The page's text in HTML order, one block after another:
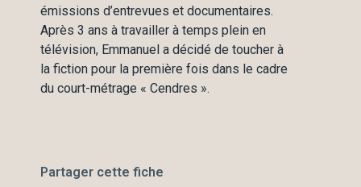
émissions d’entrevues et documentaires.
Après 3 ans à travailler à temps plein en
télévision, Emmanuel a décidé de toucher à
la fiction pour la première fois dans le cadre
du court-métrage « Cendres ».
Partager cette fiche